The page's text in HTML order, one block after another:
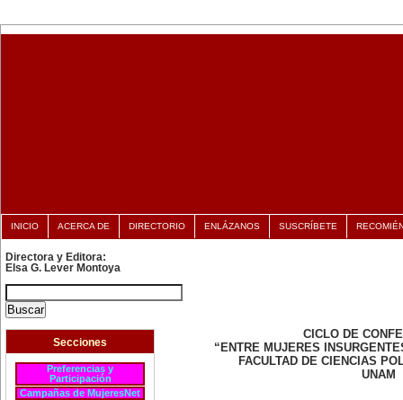
INICIO ACERCA DE DIRECTORIO ENLÁZANOS SUSCRÍBETE
Directora y Editora:
Elsa G. Lever Montoya
Secciones
Preferencias y
Participación
Campañas de MujeresNet
CICLO DE
“ENTRE MUJERES
FACULTAD DE CIENCIAS
UNAM